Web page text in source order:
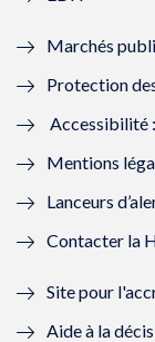
Marchés
Protection
Accessibilité
Mentions
Lanceurs
Contacter la
Site pour
Aide à la